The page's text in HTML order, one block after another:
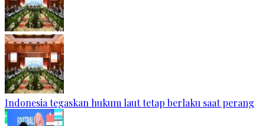
Indonesia tegaskan hukum laut tetap berlaku saat perang